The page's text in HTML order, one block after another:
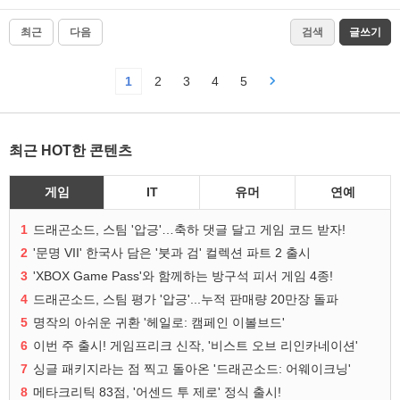
최근 다음 검색 글쓰기
1 2 3 4 5
최근 HOT한 콘텐츠
게임 IT 유머 연예
1 드래곤소드, 스팀 '압긍'…축하 댓글 달고 게임 코드 받자!
2 '문명 VII' 한국사 담은 '붓과 검' 컬렉션 파트 2 출시
3 'XBOX Game Pass'와 함께하는 방구석 피서 게임 4종!
4 드래곤소드, 스팀 평가 '압긍'...누적 판매량 20만장 돌파
5 명작의 아쉬운 귀환 '헤일로: 캠페인 이볼브드'
6 이번 주 출시! 게임프리크 신작, '비스트 오브 리인카네이션'
7 싱글 패키지라는 점 찍고 돌아온 '드래곤소드: 어웨이크닝'
8 메타크리틱 83점, '어센드 투 제로' 정식 출시!